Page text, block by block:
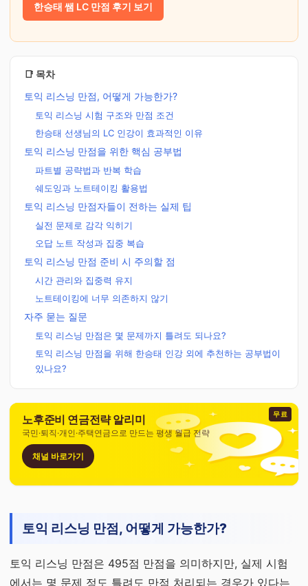
한승태 쌤 LC 만점 후기 보기
📑 목차
토익 리스닝 만점, 어떻게 가능한가?
토익 리스닝 시험 구조와 만점 조건
한승태 선생님의 LC 인강이 효과적인 이유
토익 리스닝 만점을 위한 핵심 공부법
파트별 공략법과 반복 학습
쉐도잉과 노트테이킹 활용법
토익 리스닝 만점자들이 전하는 실제 팁
실전 문제로 감각 익히기
오답 노트 작성과 집중 복습
토익 리스닝 만점 준비 시 주의할 점
시간 관리와 집중력 유지
노트테이킹에 너무 의존하지 않기
자주 묻는 질문
토익 리스닝 만점은 몇 문제까지 틀려도 되나요?
토익 리스닝 만점을 위해 한승태 인강 외에 추천하는 공부법이
있나요?
무료
노후준비 연금전략 알리미
국민·퇴직·개인·주택연금으로 만드는 평생 월급 전략
채널 바로가기
토익 리스닝 만점, 어떻게 가능한가?
토익 리스닝 만점은 495점 만점을 의미하지만, 실제 시험
에서는 몇 문제 정도 틀려도 만점 처리되는 경우가 있다는